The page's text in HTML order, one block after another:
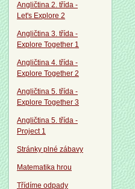
Angličtina 2. třída -
Let's Explore 2
Angličtina 3. třída -
Explore Together 1
Angličtina 4. třída -
Explore Together 2
Angličtina 5. třída -
Explore Together 3
Angličtina 5. třída -
Project 1
Stránky plné zábavy
Matematika hrou
Třídíme odpady